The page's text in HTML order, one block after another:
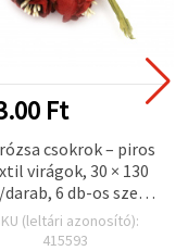
Ft
csokrok – piros
virágok, 30 × 130
6 db-os szett |
Textil rózsák DIY
hobbihoz,
(leltári azonosító):
415593